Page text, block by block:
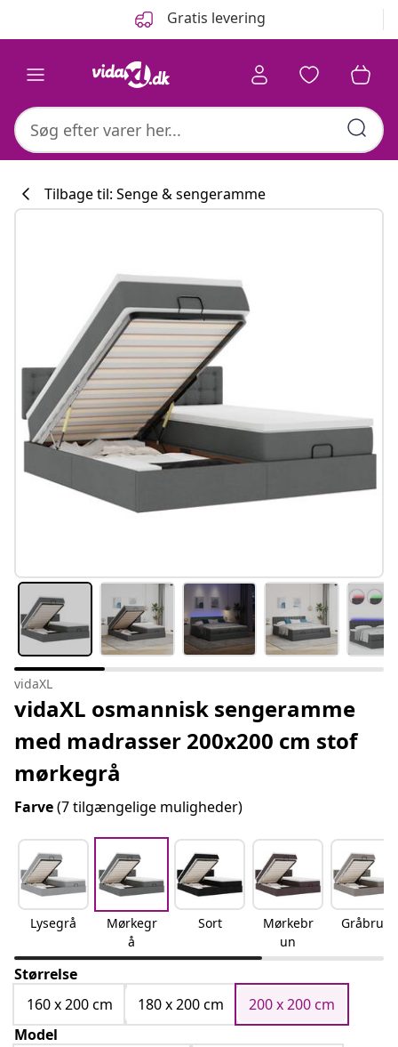
Gratis levering
#sharemevidaxl
Tilbage til: Senge & sengeramme
vidaXL
vidaXL osmannisk sengeramme
med madrasser 200x200 cm stof
mørkegrå
Farve(7 tilgængelige muligheder)
Lysegrå
Mørkegr
å
Sort
Mørkebr
un
Gråbrun
Størrelse
160 x 200 cm
180 x 200 cm
200 x 200 cm
Model